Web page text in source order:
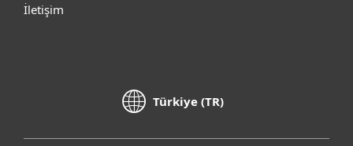
İletişim
Türkiye (TR)